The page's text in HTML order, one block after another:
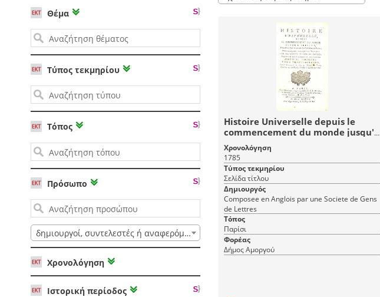
Θέμα
Τύπος τεκμηρίου
Τόπος
Πρόσωπο
δημιουργοί, συντελεστές ή αναφερόμενοι
Χρονολόγηση
Ιστορική περίοδος
Histoire Universelle depuis le
commencement du monde jusqu'à
présent: Tome Trente-Sixieme (36)
Histoire Moderne - Histoire
Universelle 76
Χρονολόγηση
1785
Τύπος τεκμηρίου
Σελίδα τίτλου
Δημιουργός
Composee en Anglois par une Societe de Gens
de Lettres
Τόπος
Παρίσι
Φορέας
Δήμος Αμοργού